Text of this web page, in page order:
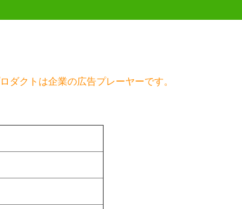
ダクトは企業の広告プレーヤーです。